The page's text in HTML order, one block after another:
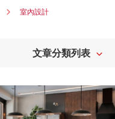
室內設計
文章分類列表